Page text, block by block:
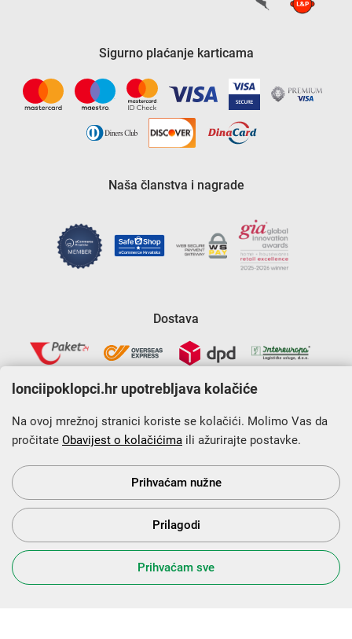
Sigurno plaćanje karticama
Naša članstva i nagrade
Dostava
Krajnji primatelj financijskog instrumenta sufinanciranog iz
Europskog fonda za regionalni razvoj u sklopu Operativnog
programa „Konkurentnost i kohezija”.
s Vama od 2014. godine!
lonciipoklopci.hr upotrebljava kolačiće
Na ovoj mrežnoj stranici koriste se kolačići. Molimo Vas da
pročitate Obavijest o kolačićima ili ažurirajte postavke.
Prihvaćam nužne
Prilagodi
Prihvaćam sve